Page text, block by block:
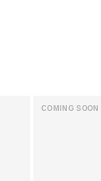
COMING SOON